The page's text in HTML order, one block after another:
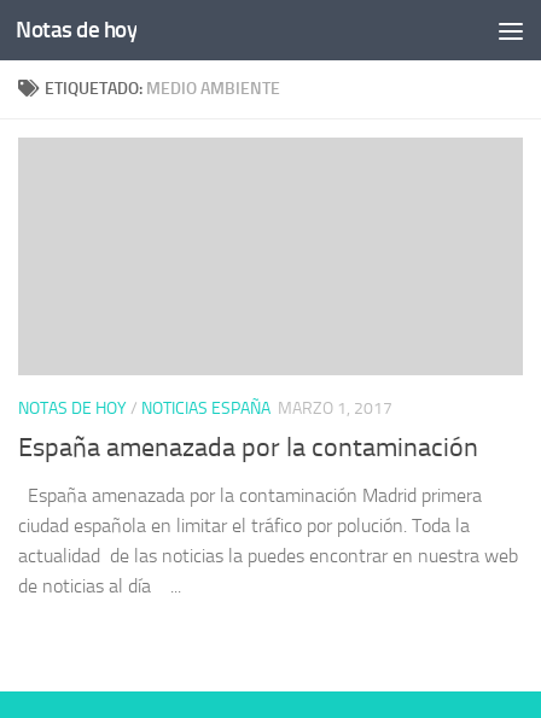
Saltar al contenido
Notas de hoy
ETIQUETADO: MEDIO AMBIENTE
NOTAS DE HOY/ NOTICIAS ESPAÑA MARZO 1, 2017
España amenazada por la contaminación
España amenazada por la contaminación Madrid primera
ciudad española en limitar el tráfico por polución. Toda la
actualidad de las noticias la puedes encontrar en nuestra web
de noticias al día ...